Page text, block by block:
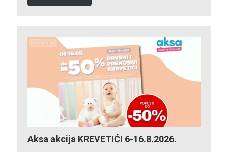
Aksa akcija KREVETIĆI 6-16.8.2026.